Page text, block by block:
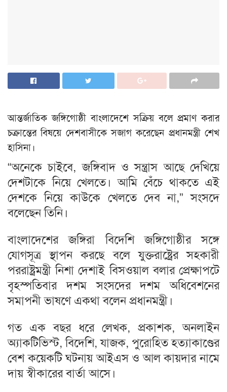
আন্তর্জাতিক জঙ্গিগোষ্ঠী বাংলাদেশে সক্রিয় বলে প্রমাণ করার
চক্রান্তের বিষয়ে দেশবাসীকে সজাগ করেছেন প্রধানমন্ত্রী শেখ
হাসিনা।
“অনেকে চাইবে, জঙ্গিবাদ ও সন্ত্রাস আছে দেখিয়ে
দেশটাকে নিয়ে খেলতে। আমি বেঁচে থাকতে এই
দেশকে নিয়ে কাউকে খেলতে দেব না,” সংসদে
বলেছেন তিনি।
বাংলাদেশের জঙ্গিরা বিদেশি জঙ্গিগোষ্ঠীর সঙ্গে
যোগসূত্র স্থাপন করছে বলে যুক্তরাষ্ট্রের সহকারী
পররাষ্ট্রমন্ত্রী নিশা দেশাই বিসওয়াল বলার প্রেক্ষাপটে
বৃহস্পতিবার দশম সংসদের দশম অধিবেশনের
সমাপনী ভাষণে একথা বলেন প্রধানমন্ত্রী।
গত এক বছর ধরে লেখক, প্রকাশক, অনলাইন
অ্যাকটিভিস্ট, বিদেশি, যাজক, পুরোহিত হত্যাকাণ্ডের
বেশ কয়েকটি ঘটনায় আইএস ও আল কায়দার নামে
দায় স্বীকারের বার্তা আসে।